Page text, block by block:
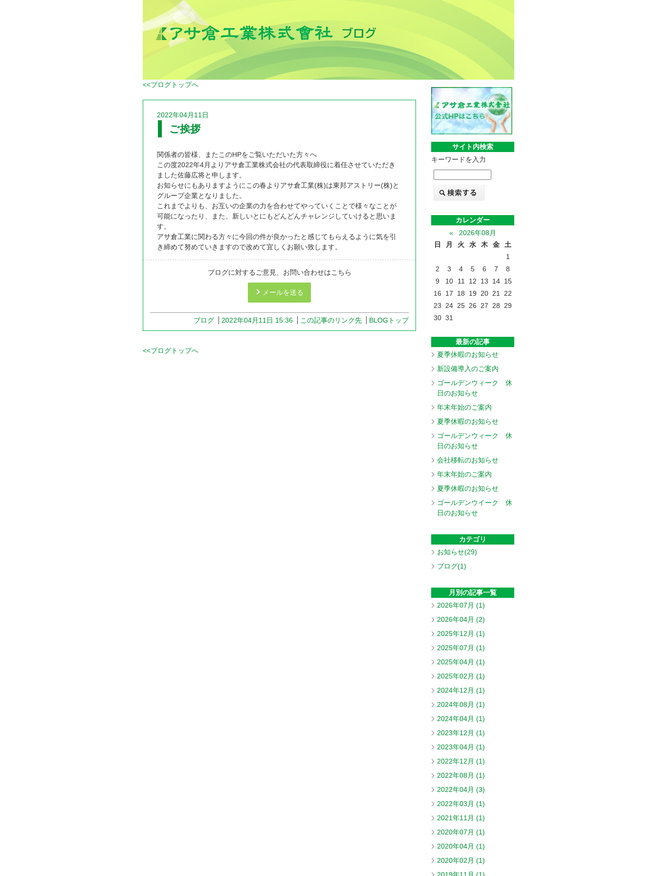
<<ブログトップへ
2022年04月11日
ご挨拶
関係者の皆様、またこのHPをご覧いただいた方々へ
この度2022年4月よりアサ倉工業株式会社の代表取締役に着任させていただき
ました佐藤広将と申します。
お知らせにもありますようにこの春よりアサ倉工業(株)は東邦アストリー(株)と
グループ企業となりました。
これまでよりも、お互いの企業の力を合わせてやっていくことで様々なことが
可能になったり、また、新しいとにもどんどんチャレンジしていけると思いま
す。
アサ倉工業に関わる方々に今回の件が良かったと感じてもらえるように気を引
き締めて努めていきますので改めて宜しくお願い致します。
ブログに対するご意見、お問い合わせはこちら
メールを送る
ブログ 2022年04月11日 15:36 この記事のリンク先 BLOGトップ
<<ブログトップへ
サイト内検索
キーワードを入力
カレンダー
«
2026年08月
日
月 火 水 木 金
土
1
2
3 4 5 6 7
8
9
10 11 12 13 14 15
16
17 18 19 20 21
22
23
24 25 26 27 28
29
30 31
最新の記事
夏季休暇のお知らせ
新設備導入のご案内
ゴールデンウィーク 休
日のお知らせ
年末年始のご案内
夏季休暇のお知らせ
ゴールデンウィーク 休
日のお知らせ
会社移転のお知らせ
年末年始のご案内
夏季休暇のお知らせ
ゴールデンウイーク 休
日のお知らせ
カテゴリ
お知らせ(29)
ブログ(1)
月別の記事一覧
2026年07月 (1)
2026年04月 (2)
2025年12月 (1)
2025年07月 (1)
2025年04月 (1)
2025年02月 (1)
2024年12月 (1)
2024年08月 (1)
2024年04月 (1)
2023年12月 (1)
2023年04月 (1)
2022年12月 (1)
2022年08月 (1)
2022年04月 (3)
2022年03月 (1)
2021年11月 (1)
2020年07月 (1)
2020年04月 (1)
2020年02月 (1)